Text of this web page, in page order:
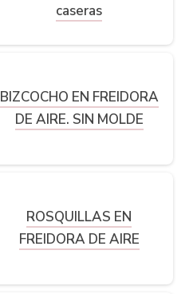
caseras
BIZCOCHO EN FREIDORA
DE AIRE. SIN MOLDE
ROSQUILLAS EN
FREIDORA DE AIRE